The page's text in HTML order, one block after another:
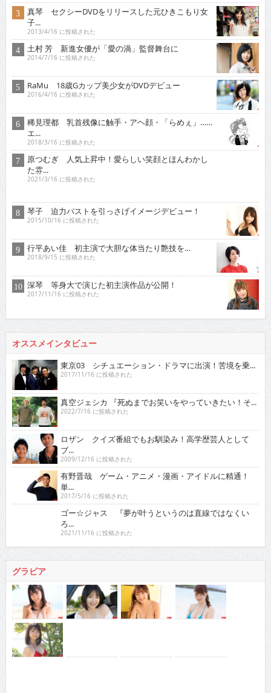
真琴 セクシーDVDをリリースした元ひきこもり女
子...
2013/4/16 に投稿された
土村 芳 新進女優が「愛の渦」監督舞台に
2014/7/16 に投稿された
RaMu 18歳Gカップ美少女がDVDデビュー
2016/4/16 に投稿された
稀見理都 乳首残像に触手・アヘ顔・「らめぇ」……
エ...
2018/3/16 に投稿された
原つむぎ 人気上昇中！愛らしい笑顔とほんわかし
た雰...
2021/3/16 に投稿された
2015/10/16 に投稿された
2018/9/15 に投稿された
2017/11/16 に投稿された
オススメインタビュー
東京03 シチュエーション・ドラマに出演！苦境を乗...
2022/7/16 に投稿された
ブ...
2009/12/16 に投稿された
有野晋哉 ゲーム・アニメ・漫画・アイドルに精通！
単...
2017/5/16 に投稿された
ゴー☆ジャス 『夢が叶うというのは直線ではなくい
ろ...
2021/11/16 に投稿された
グラビア